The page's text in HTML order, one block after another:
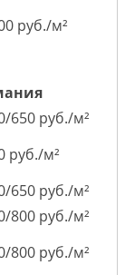
руб./м²
650 руб./м²
руб./м²
650 руб./м²
800 руб./м²
800 руб./м²